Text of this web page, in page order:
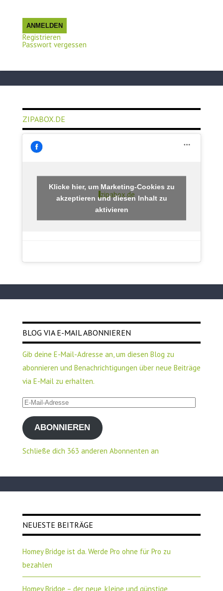
ANMELDEN
Registrieren
Passwort vergessen
ZIPABOX.DE
zipabox.de
Klicke hier, um Marketing-Cookies zu
akzeptieren und diesen Inhalt zu
aktivieren
BLOG VIA E-MAIL ABONNIEREN
Gib deine E-Mail-Adresse an, um diesen Blog zu
abonnieren und Benachrichtigungen über neue Beiträge
via E-Mail zu erhalten.
E-
Mail-
AdresseABONNIEREN
Schließe dich 363 anderen Abonnenten an
NEUESTE BEITRÄGE
Homey Bridge ist da. Werde Pro ohne für Pro zu
bezahlen
Homey Bridge – der neue, kleine und günstige